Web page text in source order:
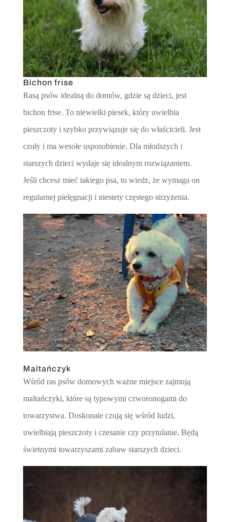
Bichon frise
Rasą psów idealną do domów, gdzie są dzieci, jest
bichon frise. To niewielki piesek, który uwielbia
pieszczoty i szybko przywiązuje się do właścicieli. Jest
czuły i ma wesołe usposobienie. Dla młodszych i
starszych dzieci wydaje się idealnym rozwiązaniem.
Jeśli chcesz mieć takiego psa, to wiedz, że wymaga on
regularnej pielęgnacji i niestety częstego strzyżenia.
Maltańczyk
Wśród ras psów domowych ważne miejsce zajmują
maltańczyki, które są typowymi czworonogami do
towarzystwa. Doskonale czują się wśród ludzi,
uwielbiają pieszczoty i czesanie czy przytulanie. Będą
świetnymi towarzyszami zabaw starszych dzieci.